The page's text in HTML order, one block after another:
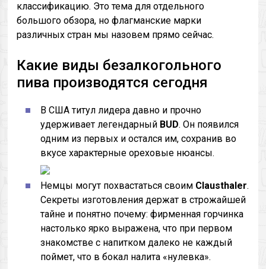
классификацию. Это тема для отдельного
большого обзора, но флагманские марки
различных стран мы назовем прямо сейчас.
Какие виды безалкогольного
пива производятся сегодня
В США титул лидера давно и прочно
удерживает легендарный BUD. Он появился
одним из первых и остался им, сохранив во
вкусе характерные ореховые нюансы.
Немцы могут похвастаться своим Clausthaler.
Секреты изготовления держат в строжайшей
тайне и понятно почему: фирменная горчинка
настолько ярко выражена, что при первом
знакомстве с напитком далеко не каждый
поймет, что в бокал налита «нулевка».